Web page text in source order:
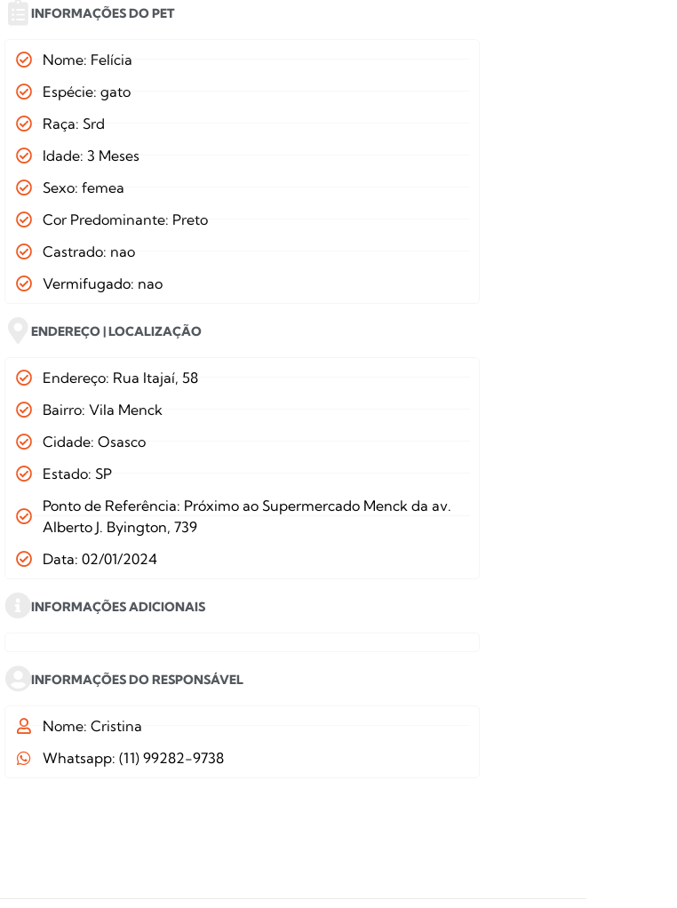
INFORMAÇÕES DO PET
Nome: Felícia
Espécie: gato
Raça: Srd
Idade: 3 Meses
Sexo: femea
Cor Predominante: Preto
Castrado: nao
Vermifugado: nao
ENDEREÇO | LOCALIZAÇÃO
Endereço: Rua Itajaí, 58
Bairro: Vila Menck
Cidade: Osasco
Estado: SP
Ponto de Referência: Próximo ao Supermercado Menck da av.
Alberto J. Byington, 739
Data: 02/01/2024
INFORMAÇÕES ADICIONAIS
INFORMAÇÕES DO RESPONSÁVEL
Nome: Cristina
Whatsapp: (11) 99282-9738